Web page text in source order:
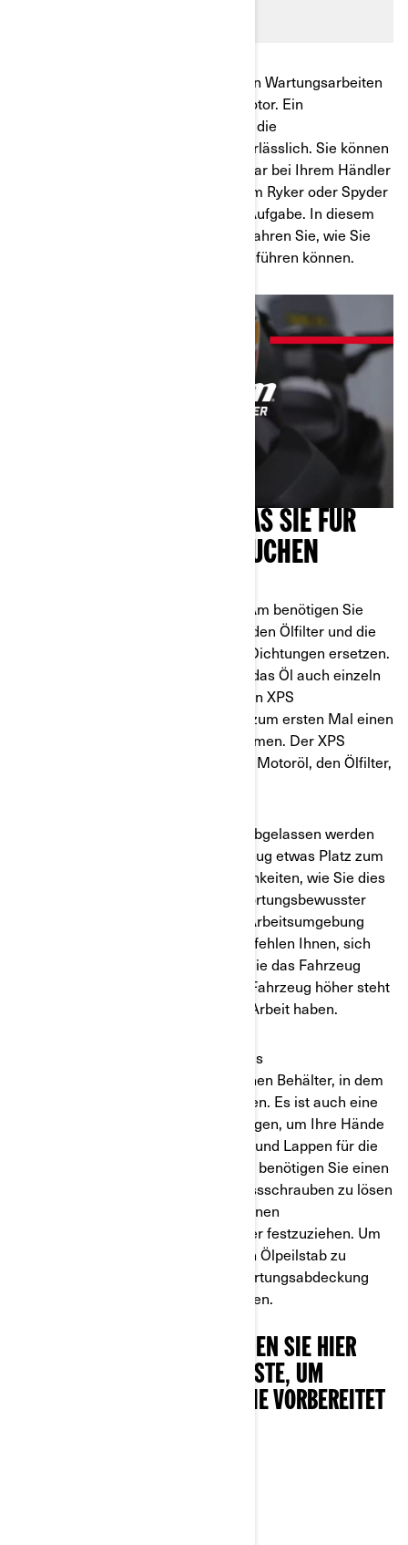
Der Ölwechsel ist eine der häufigsten Wartungsarbeiten
bei Fahrzeugen mit Verbrennungsmotor. Ein
regelmäßiger Ölwechsel ist auch für die
Funktionsfähigkeit eines Motors unerlässlich. Sie können
den Ölwechsel an Ihrem Can-Am zwar bei Ihrem Händler
vor Ort durchführen lassen, bei einem Ryker oder Spyder
ist dies jedoch keine so schwierige Aufgabe. In diesem
Blog und dem zugehörigen Video erfahren Sie, wie Sie
diese wichtige Wartungsarbeit durchführen können.
BESORGEN SIE SICH, WAS SIE FÜR
EINEN ÖLWECHSEL BRAUCHEN
Für einen Ölwechsel an Ihrem Can-Am benötigen Sie
natürlich Öl. Außerdem müssen Sie den Ölfilter und die
zugehörigen Unterlegscheiben und Dichtungen ersetzen.
Sie können die benötigten Teile und das Öl auch einzeln
kaufen, aber wir empfehlen Ihnen den XPS
Ölwechselsatz, vor allem, wenn Sie zum ersten Mal einen
Ölwechsel an Ihrem Can-Am vornehmen. Der XPS
Ölwechselsatz enthält das benötigte Motoröl, den Ölfilter,
Da das Motoröl aus dem Fahrzeug abgelassen werden
muss, sollten Sie unter Ihrem Fahrzeug etwas Platz zum
Arbeiten haben. Es gibt viele Möglichkeiten, wie Sie dies
erreichen können, aber ein verantwortungsbewusster
Fahrer wird immer für eine sichere Arbeitsumgebung
sorgen wollen. Wir von Can-Am empfehlen Ihnen, sich
spezielle Rampen zu besorgen, auf die das Fahrzeug
leicht auffahren kann, wodurch das Fahrzeug höher steht
und Sie mehr Bodenfreiheit für Ihre Arbeit haben.
Um das Öl abzulassen, wählen Sie als
verantwortungsbewusster Fahrer einen Behälter, in dem
Sie das Altöl nicht verschütten können. Es ist auch eine
gute Idee, Gummihandschuhe zu tragen, um Ihre Hände
beim Ablassen des Öls zu schützen, und Lappen für die
Reinigung bereitzuhalten. Außerdem benötigen Sie einen
15 mm-Steckschlüssel, um die Ablassschrauben zu lösen
und – das ist unsere Empfehlung – einen
Drehmomentschlüssel, um sie wieder festzuziehen. Um
an die benötigten Motorteile und den Ölpeilstab zu
gelangen, müssen Sie die rechte Wartungsabdeckung
und die vordere Motorhaube entfernen.
BEVOR SIE BEGINNEN, FINDEN SIE HIER
EINE PRAKTISCHE CHECKLISTE, UM
SICHERZUSTELLEN, DASS SIE VORBEREITET